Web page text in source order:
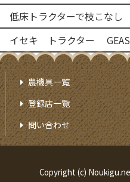
イセキ トラクター
農機具一覧
登録店一覧
問い合わせ
Copyright (c)